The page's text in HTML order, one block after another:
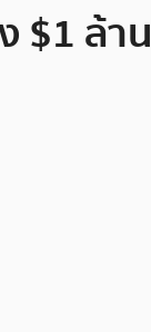
$1 ล้าน